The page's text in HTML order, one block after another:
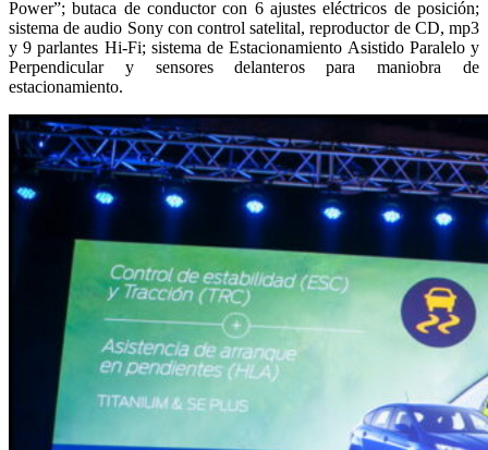
Power”; butaca de conductor con 6 ajustes eléctricos de posición;
sistema de audio Sony con control satelital, reproductor de CD, mp3
y 9 parlantes Hi-Fi; sistema de Estacionamiento Asistido Paralelo y
Perpendicular y sensores delanteros para maniobra de
estacionamiento.